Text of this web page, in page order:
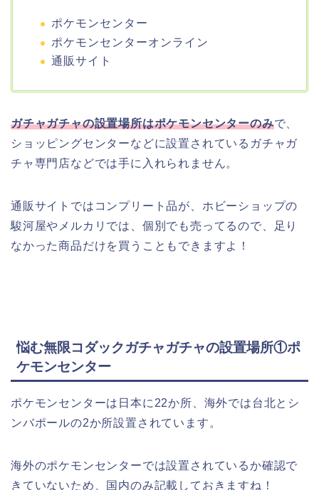
ポケモンセンター
ポケモンセンターオンライン
通販サイト
ガチャガチャの設置場所はポケモンセンターのみで、
ショッピングセンターなどに設置されているガチャガ
チャ専門店などでは手に入れられません。
通販サイトではコンプリート品が、ホビーショップの
駿河屋やメルカリでは、個別でも売ってるので、足り
なかった商品だけを買うこともできますよ！
悩む無限コダックガチャガチャの設置場所①ポ
ケモンセンター
ポケモンセンターは日本に22か所、海外では台北とシ
ンバポールの2か所設置されています。
海外のポケモンセンターでは設置されているか確認で
きていないため、国内のみ記載しておきますね！